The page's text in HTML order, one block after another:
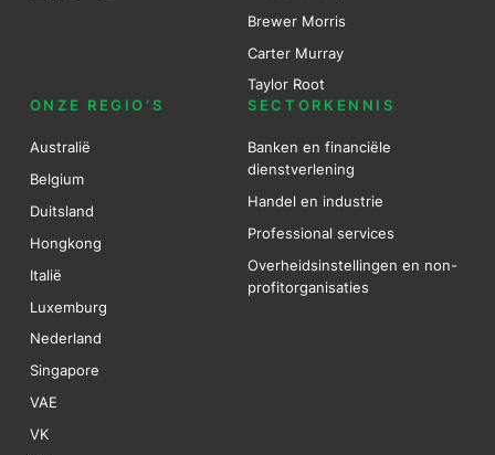
Brewer Morris
Carter Murray
Taylor Root
ONZE REGIO’S
Australië
Belgium
Duitsland
Hongkong
Italië
Luxemburg
Nederland
Singapore
VAE
VK
SECTORKENNIS
Banken en financiële
dienstverlening
Handel en industrie
Professional services
Overheidsinstellingen en non-
profitorganisaties